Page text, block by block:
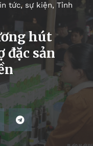
tức, sự kiện, Tỉnh
hút
đặc sản